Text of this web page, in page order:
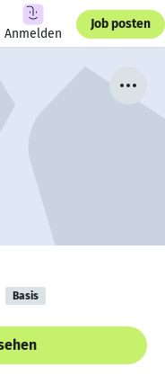
Anmelden
Job posten
Basis